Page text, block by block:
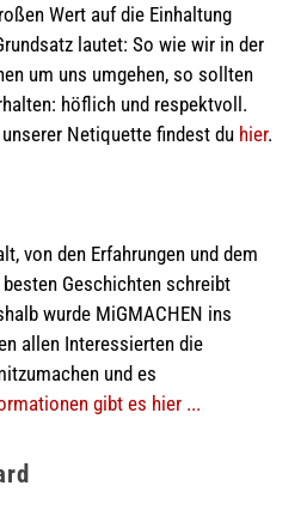
Wert auf die Einhaltung
lautet: So wie wir in der
um uns umgehen, so sollten
höflich und respektvoll.
Netiquette findest du hier.
von den Erfahrungen und dem
Geschichten schreibt
wurde MiGMACHEN ins
allen Interessierten die
und es
gibt es hier ...